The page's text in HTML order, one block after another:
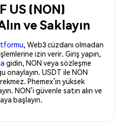
US (NON)
ve Saklayın
, Web3 cüzdanı olmadan
izin verir. Giriş yapın,
gidin, NON veya sözleşme
onaylayın. USDT ile NON
Phemex’in yüksek
NON’i güvenle satın alın ve
başlayın.